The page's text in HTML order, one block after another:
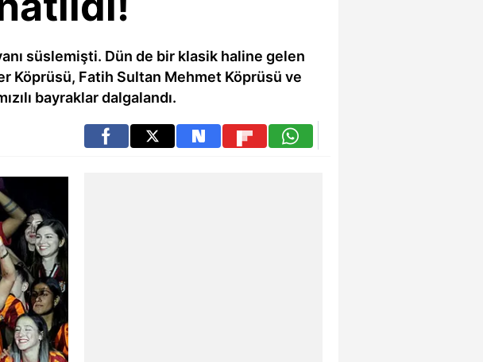
süslemişti. Dün de bir klasik haline gelen
Köprüsü, Fatih Sultan Mehmet Köprüsü ve
bayraklar dalgalandı.